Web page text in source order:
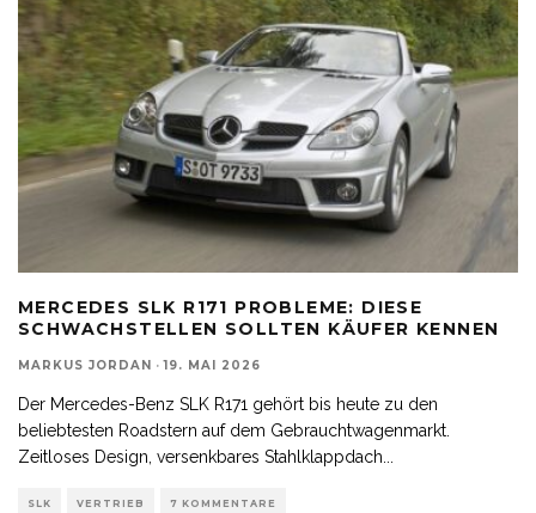
MERCEDES SLK R171 PROBLEME: DIESE
SCHWACHSTELLEN SOLLTEN KÄUFER KENNEN
MARKUS JORDAN · 19. MAI 2026
Der Mercedes-Benz SLK R171 gehört bis heute zu den
beliebtesten Roadstern auf dem Gebrauchtwagenmarkt.
Zeitloses Design, versenkbares Stahlklappdach
SLK VERTRIEB 7 KOMMENTARE